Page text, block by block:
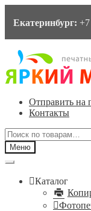
Екатеринбург:
Перейти
навигации
Перейти
содержимому
Отправить на
Контакты
Искать:
Меню
Каталог